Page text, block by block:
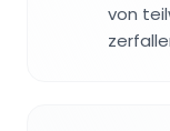
von